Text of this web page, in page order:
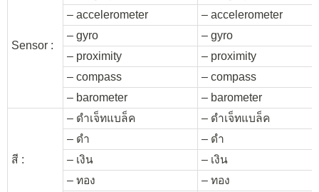
Sensor :
– accelerometer
– accelerometer
– gyro
– gyro
– proximity
– proximity
– compass
– compass
– barometer
– barometer
สี :
– ดำเจ็ทแบล็ค
– ดำเจ็ทแบล็ค
– ดำ
– ดำ
– เงิน
– เงิน
– ทอง
– ทอง